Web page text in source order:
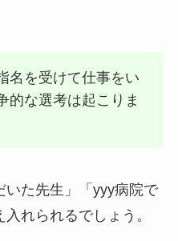
名を受けて仕事をい
的な選考は起こりま
いた先生」「yyy病院で
れられるでしょう。